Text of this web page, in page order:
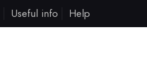
Useful info Help